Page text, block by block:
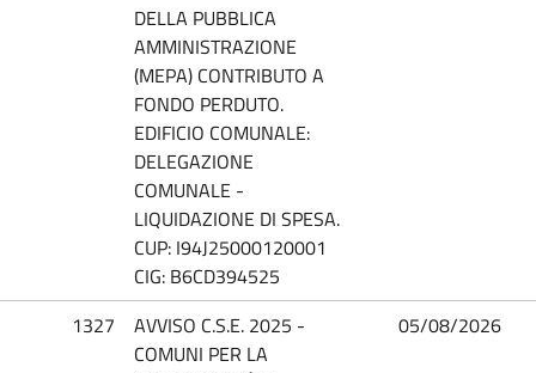
DELLA PUBBLICA
AMMINISTRAZIONE
(MEPA) CONTRIBUTO A
FONDO PERDUTO.
EDIFICIO COMUNALE:
DELEGAZIONE
COMUNALE -
LIQUIDAZIONE DI SPESA.
CUP: I94J25000120001
CIG: B6CD394525
1327
AVVISO C.S.E. 2025 -
COMUNI PER LA
05/08/2026